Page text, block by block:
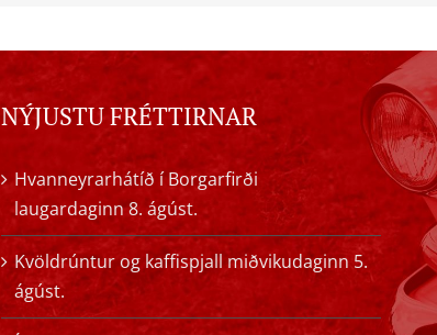
NÝJUSTU FRÉTTIRNAR
Hvanneyrarhátíð í Borgarfirði
laugardaginn 8. ágúst.
Kvöldrúntur og kaffispjall miðvikudaginn 5.
ágúst.